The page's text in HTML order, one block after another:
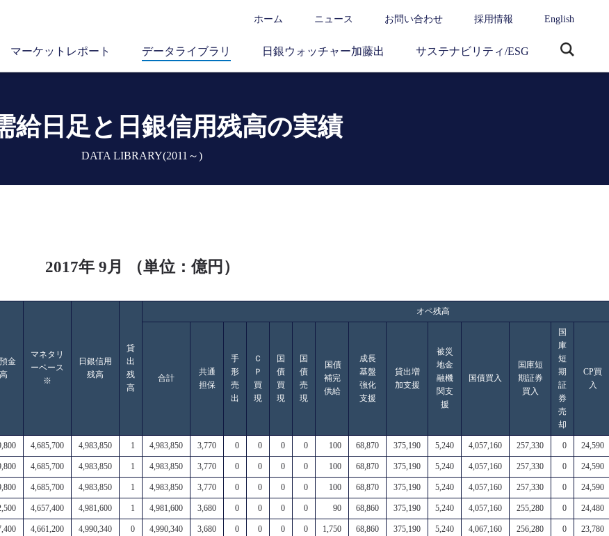
ホーム ニュース お問い合わせ 採用情報 English
マーケットレポート データライブラリ 日銀ウォッチャー加藤出 サステナビリティ/ESG
給日足と 日銀信用残高の実績
DATA LIBRARY(2011～)
2017年 9月 （単位：億円）
金
マネタリ
ーベース
※
日銀信用
残高
貸
出
残
高
オペ残高
合計
共通
担保
手
形
売
出
Ｃ
Ｐ
買
現
国
債
買
現
国
債
売
現
国債
補完
供給
成長
基盤
強化
支援
貸出増
加支援
被災
地金
融機
関支
援
国債買入
国庫短
期証券
買入
国
庫
短
期
証
券
売
却
CP買
入
4,685,700 4,983,850 1 4,983,850 3,770 0 0 0 0 100 68,870 375,190 5,240 4,057,160 257,330 0 24,590
4,685,700 4,983,850 1 4,983,850 3,770 0 0 0 0 100 68,870 375,190 5,240 4,057,160 257,330 0 24,590
4,685,700 4,983,850 1 4,983,850 3,770 0 0 0 0 100 68,870 375,190 5,240 4,057,160 257,330 0 24,590
4,657,400 4,981,600 1 4,981,600 3,680 0 0 0 0 90 68,860 375,190 5,240 4,057,160 255,280 0 24,480
4,661,200 4,990,340 0 4,990,340 3,680 0 0 0 0 1,750 68,860 375,190 5,240 4,067,160 256,280 0 23,780